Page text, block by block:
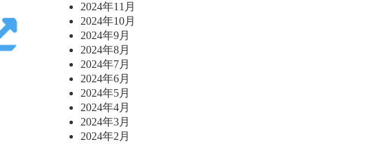
2024年11月
2024年10月
2024年9月
2024年8月
2024年7月
2024年6月
2024年5月
2024年4月
2024年3月
2024年2月